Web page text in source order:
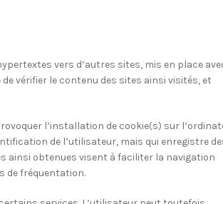
vers d’autres sites, mis en place
vérifier le contenu des sites ainsi visités, et
l’installation de cookie(s) sur
de l’utilisateur, mais qui enregistre
ainsi obtenues visent à faciliter la navigation
de fréquentation.